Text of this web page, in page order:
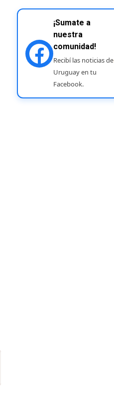
¡Sumate a
nuestra
comunidad!
Recibí las noticias de
Uruguay en tu
Facebook.